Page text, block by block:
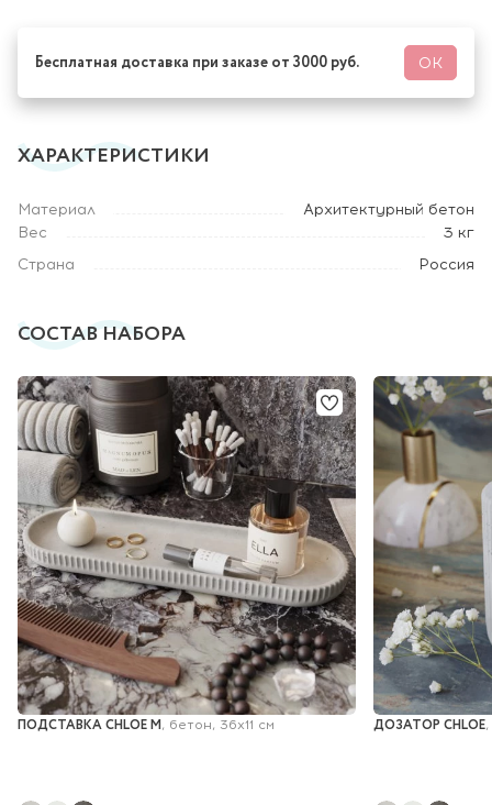
Бесплатная доставка при заказе от 3000 руб. ОК
ХАРАКТЕРИСТИКИ
Материал
Архитектурный бетон
Вес
3 кг
Страна
Россия
СОСТАВ НАБОРА
ПОДСТАВКА CHLOE M, бетон, 36x11 см ДОЗАТОР CHLOE